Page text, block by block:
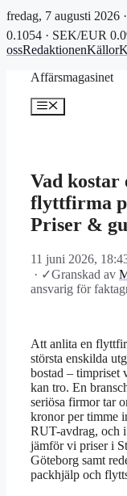
fredag, 7 augusti 2026 ·
0.1054 · SEK/EUR
ossRedaktionenKällor
Affärsmagasinet
Meny
Vad kostar
flyttfirma
Priser &
11 juni 2026,
· ✓Granskad av
ansvarig för
Att anlita en
största enskilda
bostad – timpriset
kan tro. En
seriösa firmor tar
kronor per timme
RUT-avdrag, och
jämför vi priser i
Göteborg samt
packhjälp och